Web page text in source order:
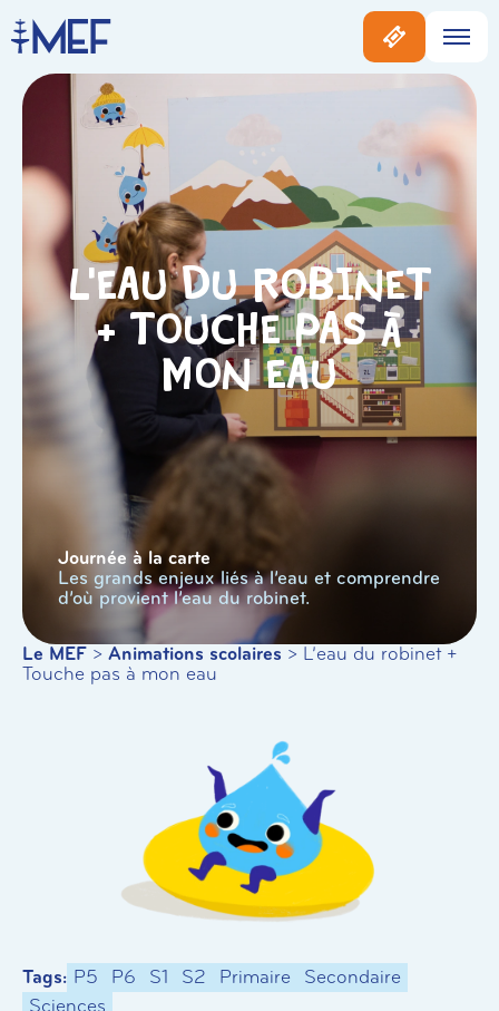
L’eau du robinet
+ Touche pas à
mon eau
Journée à la carte
Les grands enjeux liés à l’eau et comprendre
d’où provient l’eau du robinet.
Le MEF > Animations scolaires > L’eau du robinet +
Touche pas à mon eau
Tags: P5 P6 S1 S2 Primaire
Secondaire
Sciences